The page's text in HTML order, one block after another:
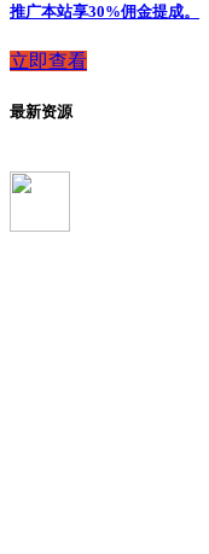
推广本站享30%佣金提成。
立即查看
最新资源